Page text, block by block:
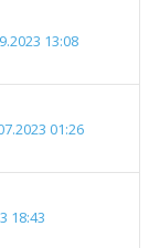
13:08
01:26
18:43